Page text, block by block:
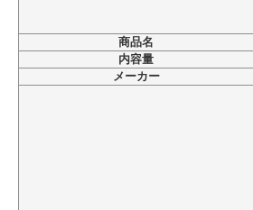
商品名
内容量
メーカー